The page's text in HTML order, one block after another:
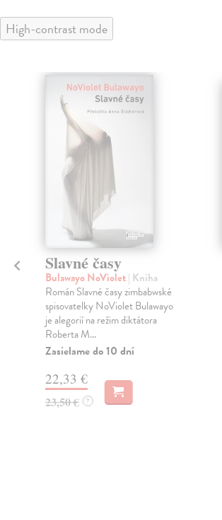
High-contrast mode
Slavné časy
Bulawayo NoViolet| Kniha
Román Slavné časy zimbabwské
spisovatelky NoViolet Bulawayo
je alegorií na režim diktátora
Roberta M...
Zasielame do 10 dní
22,33 €
23,50 € ?